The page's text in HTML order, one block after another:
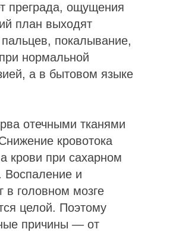
преграда, ощущения
план выходят
покалывание,
нормальной
а в бытовом языке
отечными тканями
кровотока
крови при сахарном
Воспаление и
в головном мозге
целой. Поэтому
причины — от